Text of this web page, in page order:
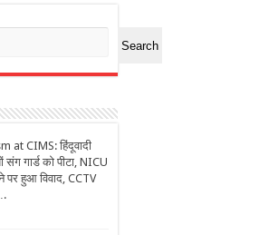
Search
at CIMS: हिंदूवादी
संग गार्ड को पीटा, NICU
हुआ विवाद, CCTV